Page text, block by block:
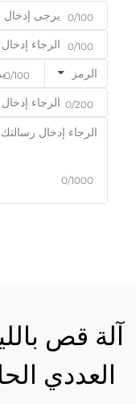
0/100
0/100
الرمز 0/100
0/200
0/1000
آلة قص
العددي